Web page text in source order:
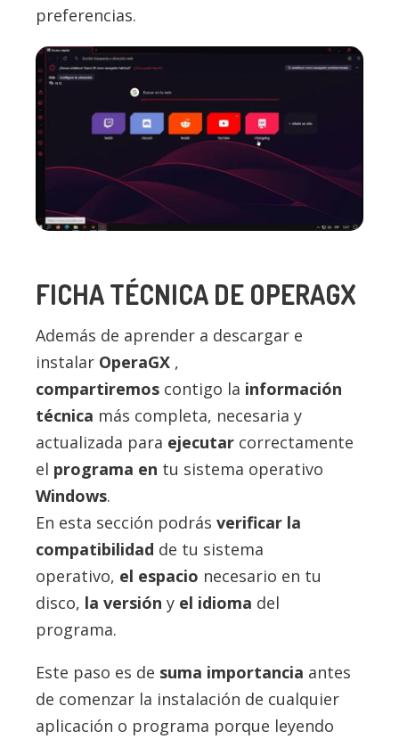
preferencias.
FICHA TÉCNICA DE OPERAGX
Además de aprender a descargar e
instalar OperaGX ,
compartiremos contigo la información
técnica más completa, necesaria y
actualizada para ejecutar correctamente
el programa en tu sistema operativo
Windows.
En esta sección podrás verificar la
compatibilidad de tu sistema
operativo, el espacio necesario en tu
disco, la versión y el idioma del
programa.
Este paso es de suma importancia antes
de comenzar la instalación de cualquier
aplicación o programa porque leyendo